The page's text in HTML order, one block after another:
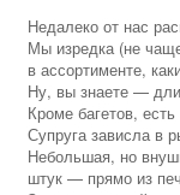
Недалеко от нас
Мы изредка (не
в ассортименте,
Ну, вы знаете —
Кроме багетов,
Супруга зависла в
Небольшая, но
штук — прямо из